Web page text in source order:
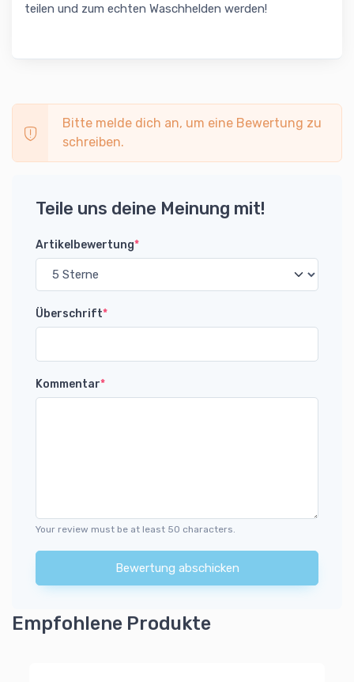
teilen und zum echten Waschhelden werden!
Bitte melde dich an, um eine Bewertung zu
schreiben.
Teile uns deine Meinung mit!
Artikelbewertung*
Überschrift*
Kommentar*
Your review must be at least 50 characters.
Bewertung abschicken
Empfohlene Produkte